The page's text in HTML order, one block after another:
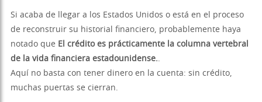
Si acaba de llegar a los Estados Unidos o está en el proceso
de reconstruir su historial financiero, probablemente haya
notado que El crédito es prácticamente la columna vertebral
de la vida financiera estadounidense..
Aquí no basta con tener dinero en la cuenta: sin crédito,
muchas puertas se cierran.